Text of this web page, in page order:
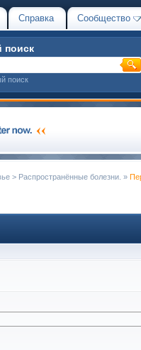
Справка Сообщество
поиск
поиск
> Распространённые болезни. »